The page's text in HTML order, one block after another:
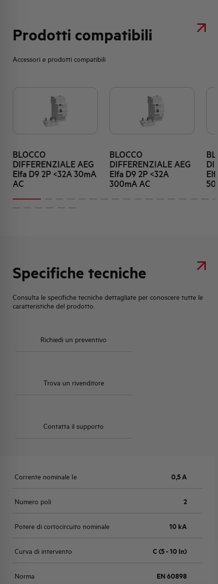
Prodotti compatibili
Accessori e prodotti compatibili
BLOCCO
DIFFERENZIALE AEG
Elfa D9 2P <32A 30mA
AC
BLOCCO
DIFFERENZIALE AEG
Elfa D9 2P <32A
300mA AC
Specifiche tecniche
Consulta le specifiche tecniche dettagliate per conoscere tutte le
caratteristiche del prodotto.
Richiedi un preventivo
Trova un rivenditore
Contatta il supporto
Corrente nominale Ie 0,5 A
Numero poli 2
Potere di cortocircuito nominale 10 kA
Curva di intervento C (5 - 10 In)
Norma EN 60898